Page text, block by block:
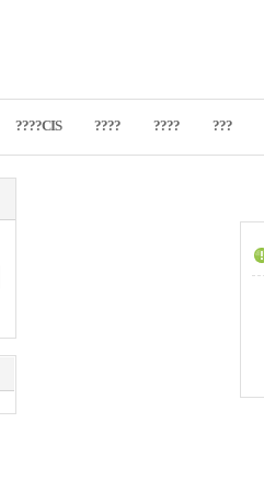
????CIS ???? ???? ???